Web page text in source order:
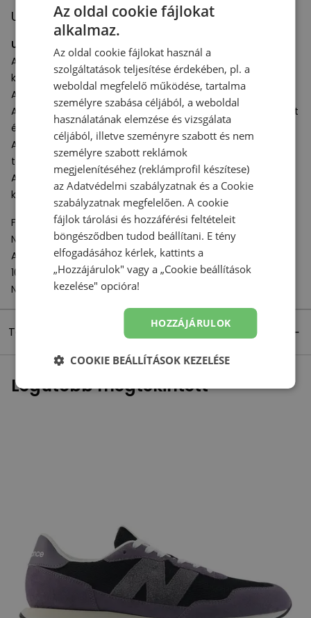
Unisex cipő New Balance M237 – lila
Unisex tornacipő
a 237-es sorozatból.
A felsőrész velúr bőr elemekből és szintetikus anyagokból
készült.
A márka logófoltja a nyelven található.
A jól párnázott
EVA
habszivacs középtalp elnyeli a lökéseket
és magas szintű kényelmet biztosít.
A külső talp tartós gumi futófelülettel van ellátva, és jó
tapadást garantál a talajon.
A 237-es
Unisex tornacipő tökéletesen kiegészíti a
klasszikus
férfi és
ruházatot.
Felelős szervezet:
New Balance Europe BV
A-Factorij, Pilotenstraat 35 – 45
1059 CH Amsterdam
Netherlands
Termék részletei
Legutóbb megtekintett
Az oldal cookie fájlokat
alkalmaz.
Az oldal cookie fájlokat használ a
szolgáltatások teljesítése érdekében, pl. a
weboldal megfelelő működése, tartalma
személyre szabása céljából, a weboldal
használatának elemzése és vizsgálata
céljából, illetve szeményre szabott és nem
személyre szabott reklámok
megjelenítéséhez (reklámprofil készítese)
azAdatvédelmi szabályzatnak és a Cookie
szabályzatnak megfelelően. A cookie
fájlok tárolási és hozzáférési feltételeit
böngésződben tudod beállítani. E tény
elfogadásához kérlek, kattints a
„Hozzájárulok" vagy a „Cookie beállítások
kezelése" opcióra!
HOZZÁJÁRULOK
COOKIE BEÁLLÍTÁSOK KEZELÉSE